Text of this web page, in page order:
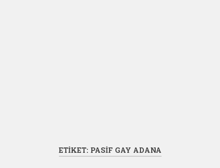
ETIKET: PASIF GAY ADANA